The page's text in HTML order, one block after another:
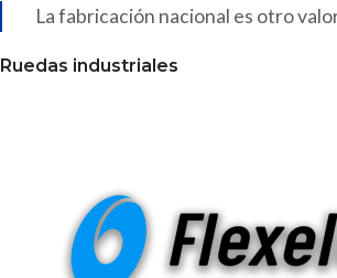
La fabricación nacional es otro
Ruedas industriales